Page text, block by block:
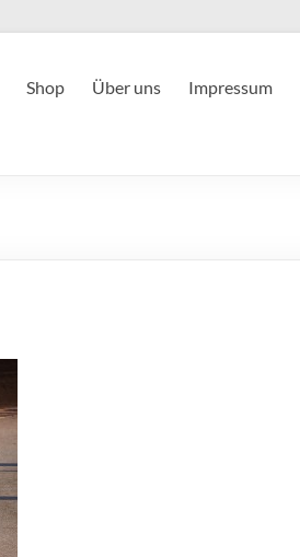
Shop Über uns Impressum